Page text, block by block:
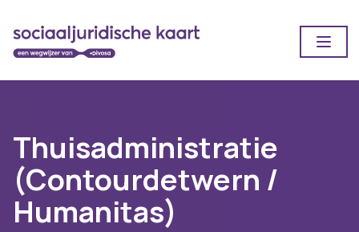
Thuisadministratie
(Contourdetwern /
Humanitas)